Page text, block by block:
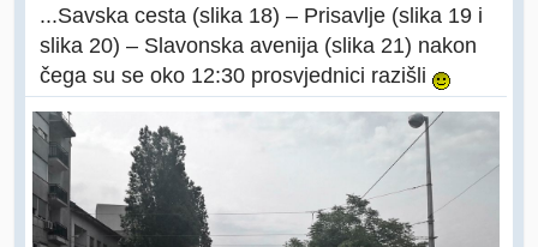
...Savska cesta (slika 18) – Prisavlje (slika 19 i
slika 20) – Slavonska avenija (slika 21) nakon
čega su se oko 12:30 prosvjednici razišli